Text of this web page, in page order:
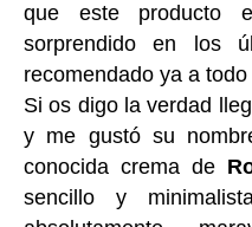
que este
sorprendido en los
recomendado ya a
Si os digo la verdad
y me gustó su
conocida crema de
sencillo y